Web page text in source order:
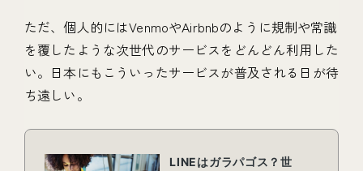
ただ、個人的にはVenmoやAirbnbのように規制や常識
を覆したような次世代のサービスをどんどん利用した
い。日本にもこういったサービスが普及される日が待
ち遠しい。